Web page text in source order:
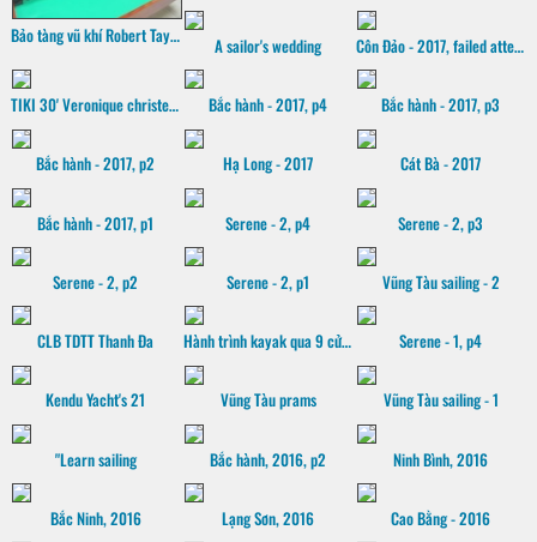
Bảo tàng vũ khí Robert Taylor A sailor's wedding Côn Đảo - 2017, failed attempt
TIKI 30' Veronique christening Bắc hành - 2017, p4 Bắc hành - 2017, p3
Bắc hành - 2017, p2 Hạ Long - 2017 Cát Bà - 2017
Bắc hành - 2017, p1 Serene - 2, p4 Serene - 2, p3
Serene - 2, p2 Serene - 2, p1 Vũng Tàu sailing - 2
CLB TDTT Thanh Đa Hành trình kayak qua 9 cửa sông Mekong, 2016 Serene - 1, p4
Kendu Yacht's 21 Vũng Tàu prams Vũng Tàu sailing - 1
"Learn sailing Bắc hành, 2016, p2 Ninh Bình, 2016
Bắc Ninh, 2016 Lạng Sơn, 2016 Cao Bằng - 2016